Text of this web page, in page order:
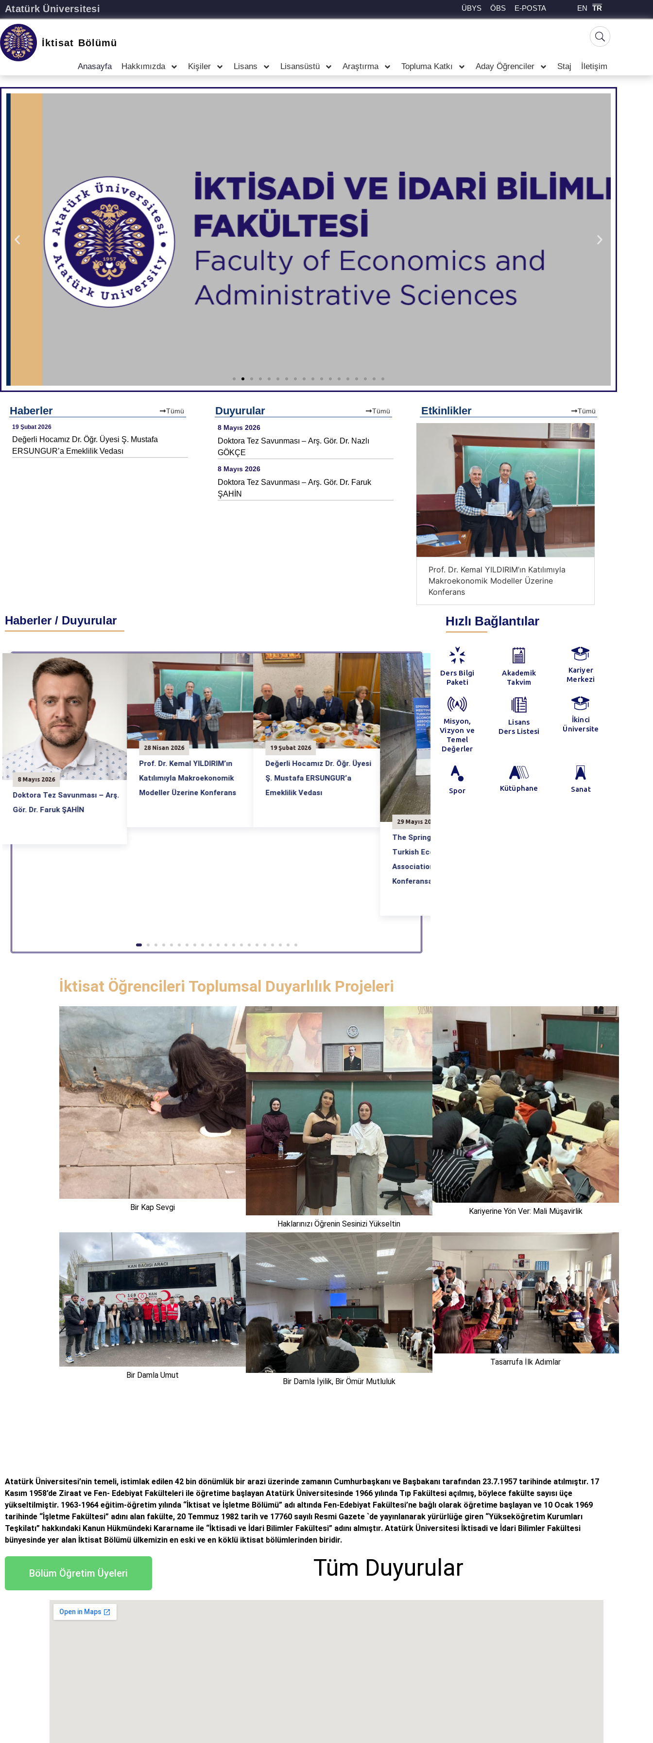
Atatürk Üniversitesi ÜBYS ÖBS E-POSTA EN TR
İktisat Bölümü
Anasayfa Hakkımızda Kişiler Lisans Lisansüstü Araştırma Topluma Katkı Aday Öğrenciler Staj İletişim
Haberler Tümü
19 Şubat 2026
Değerli Hocamız Dr. Öğr. Üyesi Ş. Mustafa
ERSUNGUR’a Emeklilik Vedası
Duyurular Tümü
8 Mayıs 2026
Doktora Tez Savunması – Arş. Gör. Dr. Nazlı
GÖKÇE
8 Mayıs 2026
Doktora Tez Savunması – Arş. Gör. Dr. Faruk
ŞAHİN
Etkinlikler Tümü
Prof. Dr. Kemal YILDIRIM’ın Katılımıyla
Makroekonomik Modeller Üzerine
Konferans
Haberler / Duyurular
28 Nisan 2026
Prof. Dr. Kemal YILDIRIM’ın
Katılımıyla Makroekonomik
Modeller Üzerine Konferans
19 Şubat 2026
Değerli Hocamız Dr. Öğr. Üyesi
Ş. Mustafa ERSUNGUR’a
Emeklilik Vedası
23 Mayıs 2025
Veri Ve Bilgiye Erişim
Uluslararası Göbeklitepe
Bilimsel Çalışmalar
Kongresi’ne Katılım
Hızlı Bağlantılar
Ders Bilgi
Paketi
Akademik
Takvim
Kariyer
Merkezi
Misyon,
Vizyon ve
Temel
Değerler
Lisans
Ders Listesi
İkinci
Üniversite
Spor Kütüphane Sanat
İktisat Öğrencileri Toplumsal Duyarlılık Projeleri
Bir Kap Sevgi
Haklarınızı Öğrenin Sesinizi Yükseltin
Kariyerine Yön Ver: Mali Müşavirlik
Bir Damla Umut
Bir Damla İyilik, Bir Ömür Mutluluk
Tasarrufa İlk Adımlar
Atatürk Üniversitesi’nin temeli, istimlak edilen 42 bin dönümlük bir arazi üzerinde zamanın Cumhurbaşkanı ve Başbakanı tarafından 23.7.1957 tarihinde atılmıştır. 17
Kasım 1958’de Ziraat ve Fen- Edebiyat Fakülteleri ile öğretime başlayan Atatürk Üniversitesinde 1966 yılında Tıp Fakültesi açılmış, böylece fakülte sayısı üçe
yükseltilmiştir. 1963-1964 eğitim-öğretim yılında “İktisat ve İşletme Bölümü” adı altında Fen-Edebiyat Fakültesi’ne bağlı olarak öğretime başlayan ve 10 Ocak 1969
tarihinde “İşletme Fakültesi” adını alan fakülte, 20 Temmuz 1982 tarih ve 17760 sayılı Resmi Gazete `de yayınlanarak yürürlüğe giren “Yükseköğretim Kurumları
Teşkilatı” hakkındaki Kanun Hükmündeki Kararname ile “İktisadi ve İdari Bilimler Fakültesi” adını almıştır. Atatürk Üniversitesi İktisadi ve İdari Bilimler Fakültesi
bünyesinde yer alan İktisat Bölümü ülkemizin en eski ve en köklü iktisat bölümlerinden biridir.
Bölüm Öğretim Üyeleri Tüm Duyurular